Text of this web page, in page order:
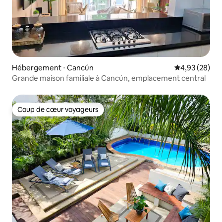
Hébergement ⋅ Cancún Évaluation
4,93 (28)
Grande maison familiale à Cancún, emplacement central
Coup de cœur voyageurs
Coup de cœur voyageurs